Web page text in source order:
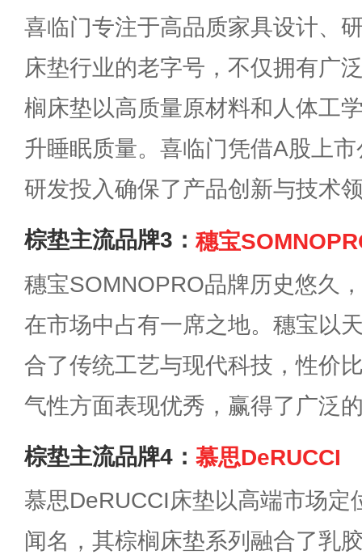
喜临门专注于高品质家具设计、
床垫行业的老字号，不仅拥有广
榈床垫以高质量原材料和人体工
升睡眠质量。喜临门凭借A股上
研发投入确保了产品创新与技术
棕垫主流品牌3： 穗宝
穗宝SOMNOPRO品牌历史悠久
在市场中占有一席之地。穗宝以
合了传统工艺与现代科技，性价
气性方面表现优秀，赢得了广泛
棕垫主流品牌4： 慕思DeRUCCI
慕思DeRUCCI床垫以高端市场定
闻名，其棕榈床垫系列融合了乳